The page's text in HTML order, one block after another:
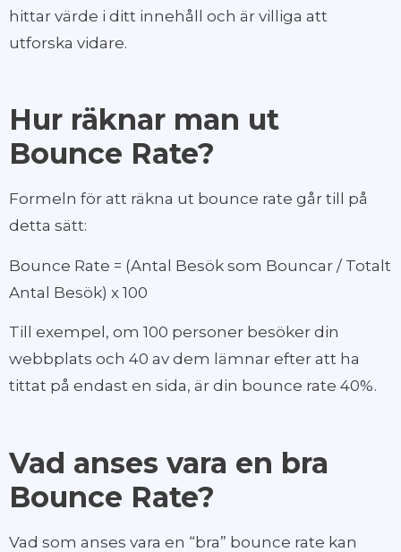
hittar värde i ditt innehåll och är villiga att
utforska vidare.
Hur räknar man ut
Bounce Rate?
Formeln för att räkna ut bounce rate går till på
detta sätt:
Bounce Rate = (Antal Besök som Bouncar / Totalt
Antal Besök) x 100
Till exempel, om 100 personer besöker din
webbplats och 40 av dem lämnar efter att ha
tittat på endast en sida, är din bounce rate 40%.
Vad anses vara en bra
Bounce Rate?
Vad som anses vara en “bra” bounce rate kan